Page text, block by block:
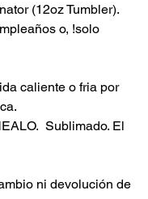
(12oz Tumbler).
o, !solo
caliente o fria por
Sublimado. El
ni devolución de